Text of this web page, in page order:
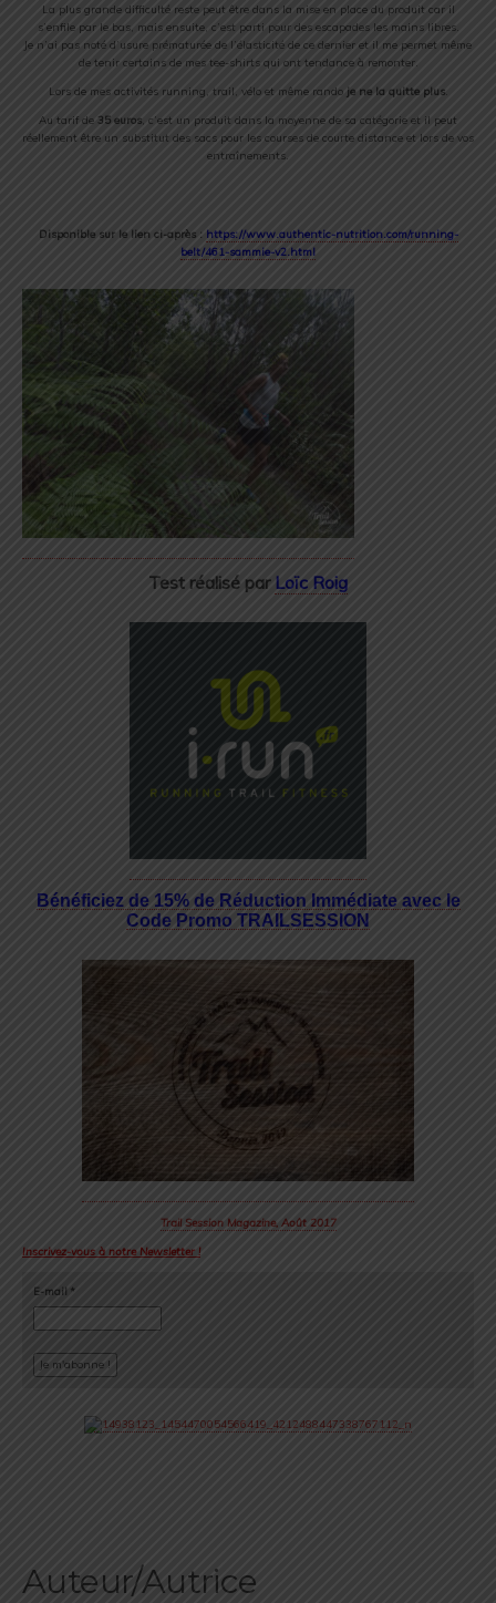
La plus grande difficulté reste peut être dans la mise en place du produit car il
s’enfile par le bas, mais ensuite, c’est parti pour des escapades les mains libres.
Je n’ai pas noté d’usure prématurée de l’élasticité de ce dernier et il me permet même
de tenir certains de mes tee-shirts qui ont tendance à remonter.
Lors de mes activités running, trail, vélo et même rando je ne la quitte plus.
Au tarif de 35 euros, c’est un produit dans la moyenne de sa catégorie et il peut
réellement être un substitut des sacs pour les courses de courte distance et lors de vos
entraînements.
Disponible sur le lien ci-après : https://www.authentic-nutrition.com/running-
belt/461-sammie-v2.html
Test réalisé par Loïc Roig
Bénéficiez de 15% de Réduction Immédiate avec le
Code Promo TRAILSESSION
Trail Session Magazine, Août 2017
Inscrivez-vous à notre Newsletter !
E-mail *
Auteur/Autrice